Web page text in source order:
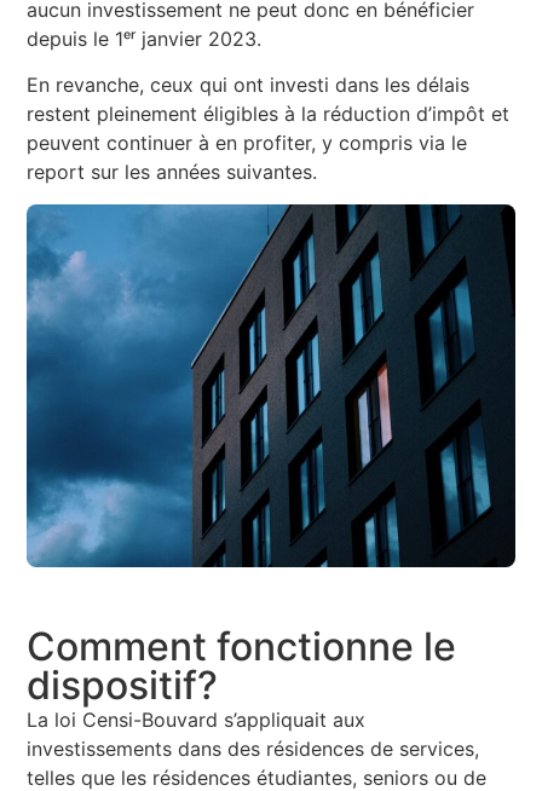
aucun investissement ne peut donc en bénéficier
depuis le 1ᵉʳ janvier 2023.
En revanche, ceux qui ont investi dans les délais
restent pleinement éligibles à la réduction d’impôt et
peuvent continuer à en profiter, y compris via le
report sur les années suivantes.
Comment fonctionne le
dispositif?
La loi Censi-Bouvard s’appliquait aux
investissements dans des résidences de services,
telles que les résidences étudiantes, seniors ou de